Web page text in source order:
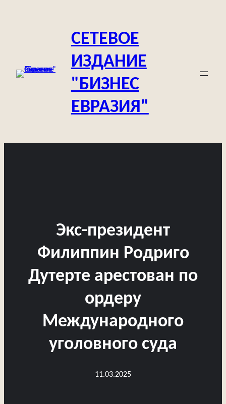
СЕТЕВОЕ
ИЗДАНИЕ
"БИЗНЕС
ЕВРАЗИЯ"
Экс-президент
Филиппин Родриго
Дутерте арестован по
ордеру
Международного
уголовного суда
11.03.2025